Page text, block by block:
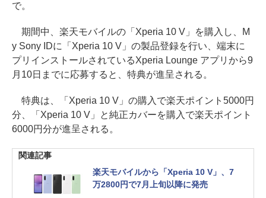
で。
期間中、楽天モバイルの「Xperia 10 V」を購入し、M
y Sony IDに「Xperia 10 V」の製品登録を行い、端末に
プリインストールされているXperia Lounge アプリから9
月10日までに応募すると、特典が進呈される。
特典は、「Xperia 10 V」の購入で楽天ポイント5000円
分、「Xperia 10 V」と純正カバーを購入で楽天ポイント
6000円分が進呈される。
関連記事
楽天モバイルから「Xperia 10 V」、7
万2800円で7月上旬以降に発売